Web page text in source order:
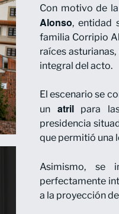
Con motivo de la
Alonso, entidad
familia Corripio
raíces
integral del acto.
El escenario se
un atrilpara las
presidencia
que permitió una
Asimismo, se
perfectamente
a la proyección